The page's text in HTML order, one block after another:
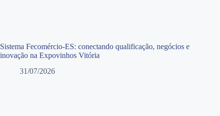
Sistema Fecomércio-ES: conectando qualificação, negócios e
inovação na Expovinhos Vitória
31/07/2026